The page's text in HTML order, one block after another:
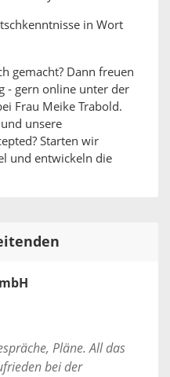
in Wort
gemacht? Dann freuen
- gern online unter der
Frau Meike Trabold.
unsere
Starten wir
und entwickeln die
Pläne. All das
bei der